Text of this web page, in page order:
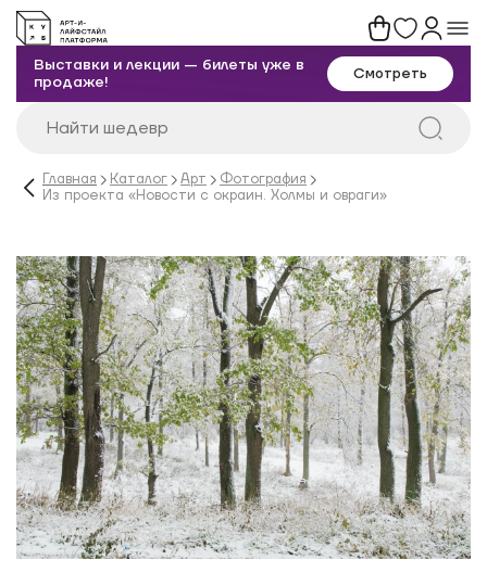
Выставки и лекции — билеты уже в
продаже!
Смотреть
Главная Каталог Арт
Фотография
Из проекта «Новости с окраин. Холмы и овраги»